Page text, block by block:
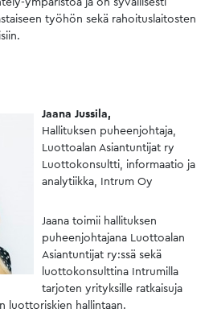
työhön sekä rahoituslaitosten
Jaana Jussila,
Hallituksen puheenjohtaja,
Luottoalan Asiantuntijat ry
Luottokonsultti, informaatio ja
analytiikka, Intrum Oy
Jaana toimii hallituksen
puheenjohtajana Luottoalan
Asiantuntijat ry:ssä sekä
luottokonsulttina Intrumilla
tarjoten yrityksille ratkaisuja
luottoriskien hallintaan.